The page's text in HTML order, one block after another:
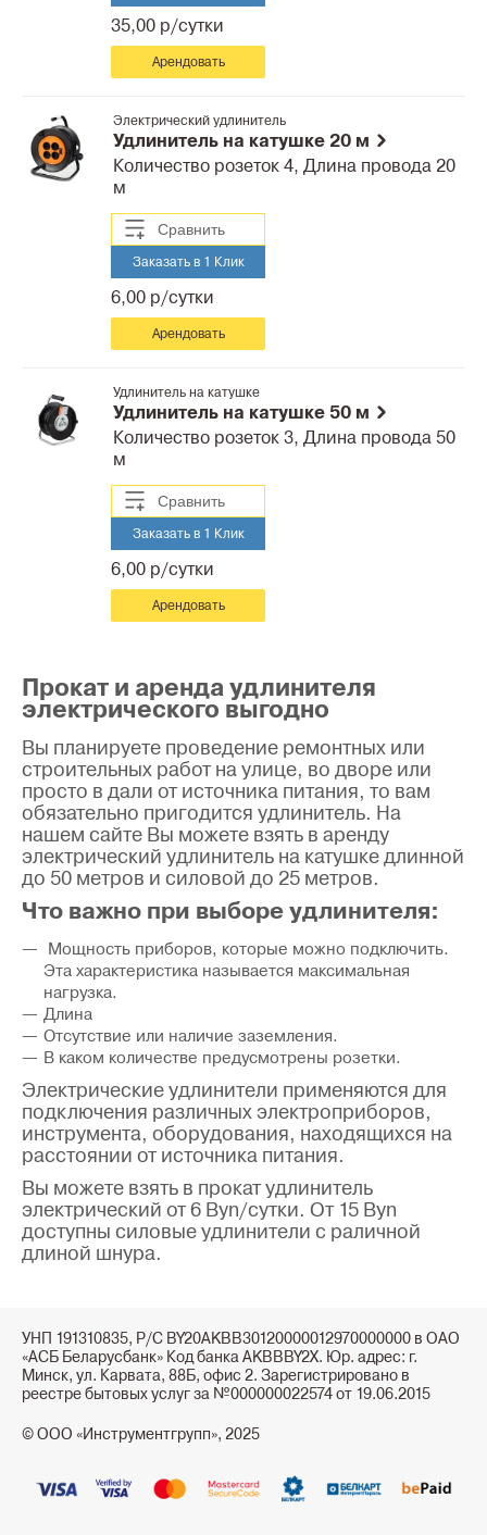
Арендовать
35,00 р/сутки
Электрический удлинитель
Удлинитель на катушке 20 м
Количество розеток 4, Длина провода 20
м
Арендовать
6,00 р/сутки
Заказать в 1 Клик
Сравнить
Удлинитель на катушке
Удлинитель на катушке 50 м
Количество розеток 3, Длина провода 50
м
Арендовать
6,00 р/сутки
Заказать в 1 Клик
Сравнить
Прокат и аренда удлинителя
электрического выгодно
Вы планируете проведение ремонтных или
строительных работ на улице, во дворе или
просто в дали от источника питания, то вам
обязательно пригодится удлинитель. На
нашем сайте Вы можете взять в аренду
электрический удлинитель на катушке длинной
до 50 метров и силовой до 25 метров.
Что важно при выборе удлинителя:
Мощность приборов, которые можно подключить.
Эта характеристика называется максимальная
нагрузка.
Длина
Отсутствие или наличие заземления.
В каком количестве предусмотрены розетки.
Электрические удлинители применяются для
подключения различных электроприборов,
инструмента, оборудования, находящихся на
расстоянии от источника питания.
Вы можете взять в прокат удлинитель
электрический от 6 Byn/сутки. От 15 Byn
доступны силовые удлинители с раличной
длиной шнура.
УНП 191310835, Р/С BY20AKBB30120000012970000000 в ОАО
«АСБ Беларусбанк» Код банка AKBBBY2X. Юр. адрес: г.
Минск, ул. Карвата, 88Б, офис 2. Зарегистрировано в
реестре бытовых услуг за №000000022574 от 19.06.2015
© ООО «Инструментгрупп», 2025